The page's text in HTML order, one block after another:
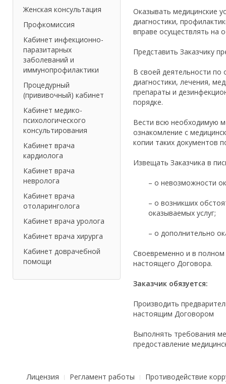
Оказывать медицинские
диагностики,
вправе осуществлять на
Представить Заказчику
В своей деятельности по
диагностики, лечения,
препараты и
порядке.
Вести всю необходимую
ознакомление с
копии таких документов
Извещать Заказчика в
– о невозможности
– о возникших
оказываемых услуг;
– о дополнительно
Своевременно и в полном
настоящего Договора.
Заказчик обязуется:
Производить
настоящим Договором
Выполнять требования
предоставление
Женская консультация
Профкомиссия
Кабинет инфекционно-
паразитарных
заболеваний и
иммунопрофилактики
Процедурный
(прививочный) кабинет
Кабинет медико-
психологического
консультирования
Кабинет врача
кардиолога
Кабинет врача
невролога
Кабинет врача
отоларинголога
Кабинет врача уролога
Кабинет врача хирурга
Кабинет доврачебной
помощи
Лицензия Регламент работы Противодействие